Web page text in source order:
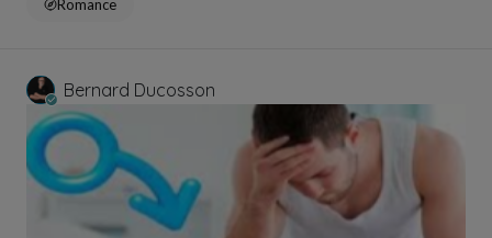
Romance
Bernard Ducosson